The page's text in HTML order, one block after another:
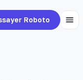
Roboto